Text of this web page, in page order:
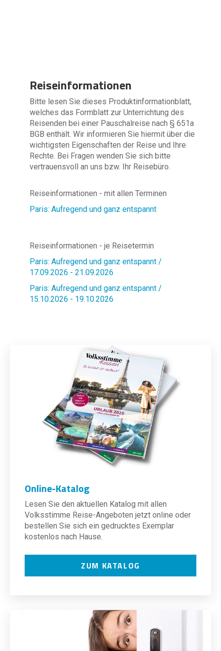
Reiseinformationen
Bitte lesen Sie dieses Produktinformationblatt,
welches das Formblatt zur Unterrichtung des
Reisenden bei einer Pauschalreise nach § 651a
BGB enthält. Wir informieren Sie hiermit über die
wichtigsten Eigenschaften der Reise und Ihre
Rechte. Bei Fragen wenden Sie sich bitte
vertrauensvoll an uns bzw. Ihr Reisebüro.
Reiseinformationen - mit allen Terminen
Paris: Aufregend und ganz entspannt
Reiseinformationen - je Reisetermin
Paris: Aufregend und ganz entspannt /
17.09.2026 - 21.09.2026
Paris: Aufregend und ganz entspannt /
15.10.2026 - 19.10.2026
Online-Katalog
Lesen Sie den aktuellen Katalog mit allen
Volksstimme Reise-Angeboten jetzt online oder
bestellen Sie sich ein gedrucktes Exemplar
kostenlos nach Hause.
ZUM KATALOG